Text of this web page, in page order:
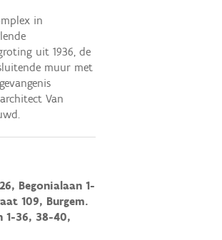
in
uit 1936, de
muur met
Van
Begonialaan 1-
109, Burgem.
1-36, 38-40,